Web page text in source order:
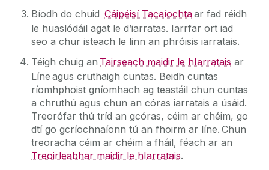
Bíodh do chuid Cáipéisí Tacaíochtaar fad réidh
le huaslódáil agat le d’iarratas. Iarrfar ort iad
seo a chur isteach le linn an phróisis iarratais.
Téigh chuig an Tairseach maidir le hIarratais ar
Líne agus cruthaigh cuntas. Beidh cuntas
ríomhphoist gníomhach ag teastáil chun cuntas
a chruthú agus chun an córas iarratais a úsáid.
Treorófar thú tríd an gcóras, céim ar chéim, go
dtí go gcríochnaíonn tú an fhoirm ar líne. Chun
treoracha céim ar chéim a fháil, féach ar an
Treoirleabhar maidir le hIarratais‌.